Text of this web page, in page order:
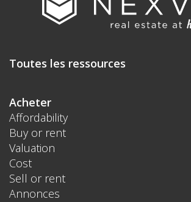
Toutes les ressources
Acheter
Affordability
Buy or rent
Valuation
Cost
Sell or rent
Annonces